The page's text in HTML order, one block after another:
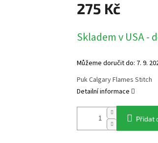
275 Kč
cena:
Skladem v USA -
Můžeme doručit do: 7. 9.
Přidat
Puk Calgary Flames Stitch
Detailní informace